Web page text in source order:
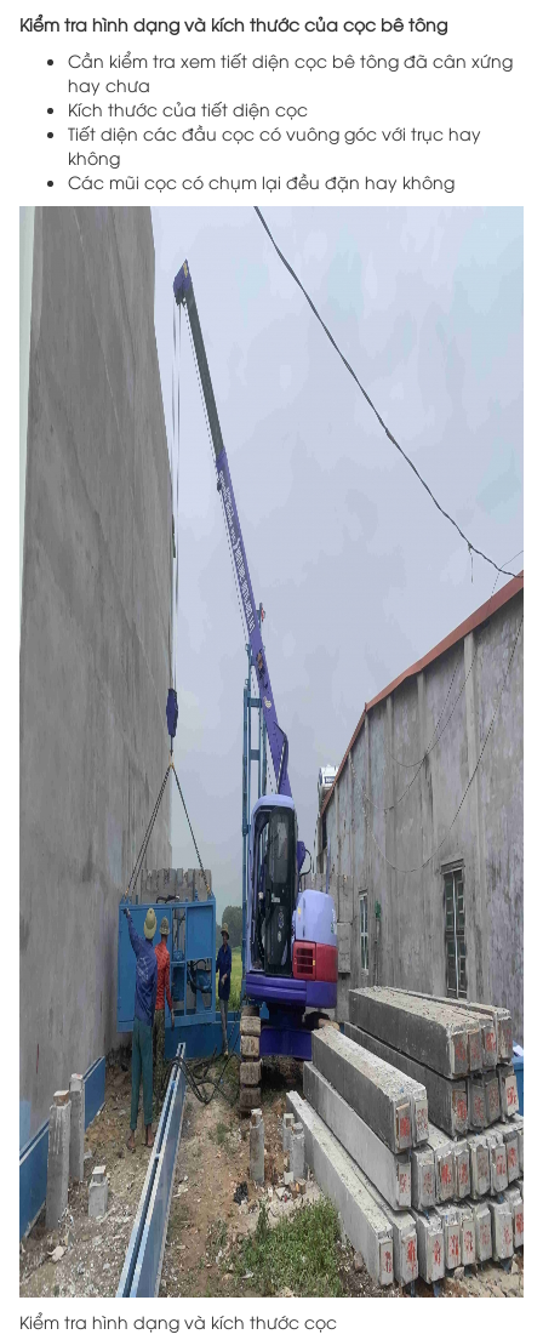
Kiểm tra hình dạng và kích thước của cọc bê tông
Cần kiểm tra xem tiết diện cọc bê tông đã cân xứng
hay chưa
Kích thước của tiết diện cọc
Tiết diện các đầu cọc có vuông góc với trục hay
không
Các mũi cọc có chụm lại đều đặn hay không
Kiểm tra hình dạng và kích thước cọc